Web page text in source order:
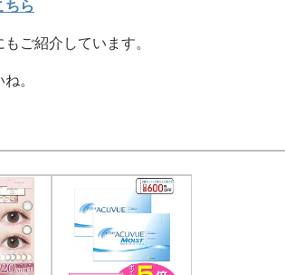
ちら
ご紹介しています。
。